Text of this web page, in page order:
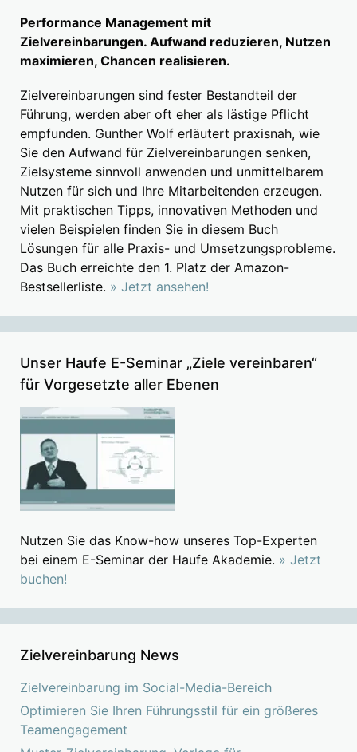
Performance Management mit
Zielvereinbarungen. Aufwand reduzieren, Nutzen
maximieren, Chancen realisieren.
Zielvereinbarungen sind fester Bestandteil der
Führung, werden aber oft eher als lästige Pflicht
empfunden. Gunther Wolf erläutert praxisnah, wie
Sie den Aufwand für Zielvereinbarungen senken,
Zielsysteme sinnvoll anwenden und unmittelbarem
Nutzen für sich und Ihre Mitarbeitenden erzeugen.
Mit praktischen Tipps, innovativen Methoden und
vielen Beispielen finden Sie in diesem Buch
Lösungen für alle Praxis- und Umsetzungsprobleme.
Das Buch erreichte den 1. Platz der Amazon-
Bestsellerliste. » Jetzt ansehen!
Unser Haufe E-Seminar „Ziele vereinbaren“
für Vorgesetzte aller Ebenen
Nutzen Sie das Know-how unseres Top-Experten
bei einem E-Seminar der Haufe Akademie. » Jetzt
buchen!
Zielvereinbarung News
Zielvereinbarung im Social-Media-Bereich
Optimieren Sie Ihren Führungsstil für ein größeres
Teamengagement